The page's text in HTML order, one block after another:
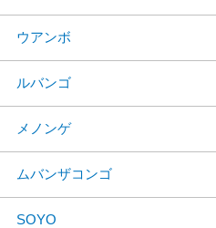
ウアンボ
ルバンゴ
メノンゲ
ムバンザコンゴ
SOYO